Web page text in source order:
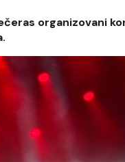
organizovani